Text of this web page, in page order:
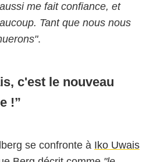
me fait confiance, et
Tant que nous nous
.
c'est le nouveau
!
se confronte à Iko Uwais